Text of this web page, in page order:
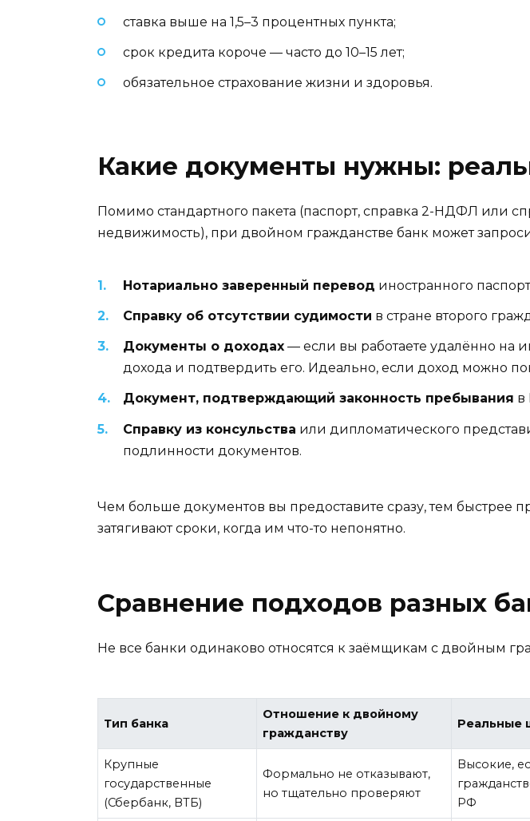
ставка выше на 1,5–3 процентных пункта;
срок кредита короче — часто до 10–15 лет;
обязательное страхование жизни и здоровья.
Какие документы нужны:
Помимо стандартного пакета (паспорт, справка 2-НДФЛ или
недвижимость), при двойном гражданстве банк может
Нотариально заверенный перевод иностранного
Справку об отсутствии судимости в стране второго
Документы о доходах — если вы работаете удалённо на
дохода и подтвердить его. Идеально, если доход можно
Документ, подтверждающий законность пребывания в
Справку из консульства или дипломатического
подлинности документов.
Чем больше документов вы предоставите сразу, тем быстрее
затягивают сроки, когда им что-то непонятно.
Сравнение подходов разных
Не все банки одинаково относятся к заёмщикам с двойным
Тип банка
Отношение к двойному
гражданству
Реальные
Крупные
государственные
(Сбербанк, ВТБ)
Формально не отказывают,
но тщательно проверяют
Высокие,
РФ